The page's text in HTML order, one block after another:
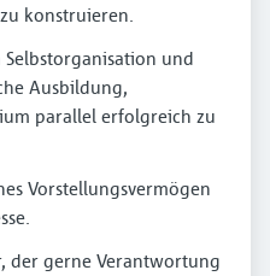
konstruieren.
Selbstorganisation und
Ausbildung,
parallel erfolgreich zu
Vorstellungsvermögen
der gerne Verantwortung